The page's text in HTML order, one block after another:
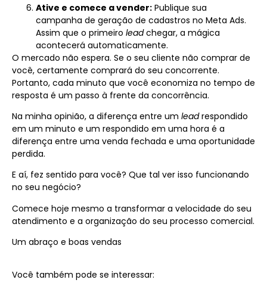
Ative e comece a vender: Publique sua
campanha de geração de cadastros no Meta Ads.
Assim que o primeiro leadchegar, a mágica
acontecerá automaticamente.
O mercado não espera. Se o seu cliente não comprar de
você, certamente comprará do seu concorrente.
Portanto, cada minuto que você economiza no tempo de
resposta é um passo à frente da concorrência.
Na minha opinião, a diferença entre um leadrespondido
em um minuto e um respondido em uma hora é a
diferença entre uma venda fechada e uma oportunidade
perdida.
E aí, fez sentido para você? Que tal ver isso funcionando
no seu negócio?
Comece hoje mesmo a transformar a velocidade do seu
atendimento e a organização do seu processo comercial.
Um abraço e boas vendas
Você também pode se interessar: